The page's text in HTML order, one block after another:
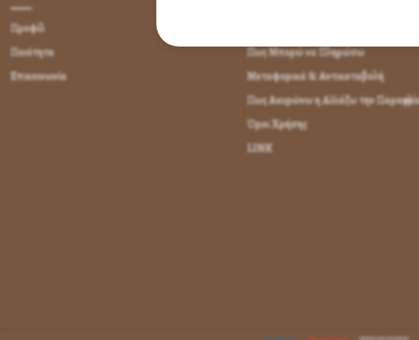
Προφίλ
Ποιότητα
Επικοινωνία
Πως Μπορώ να Πληρώσω
Μεταφορικά & Αντικαταβολή
Πως Ακυρώνω η Αλλάζω την
Όροι Χρήσης
LINK